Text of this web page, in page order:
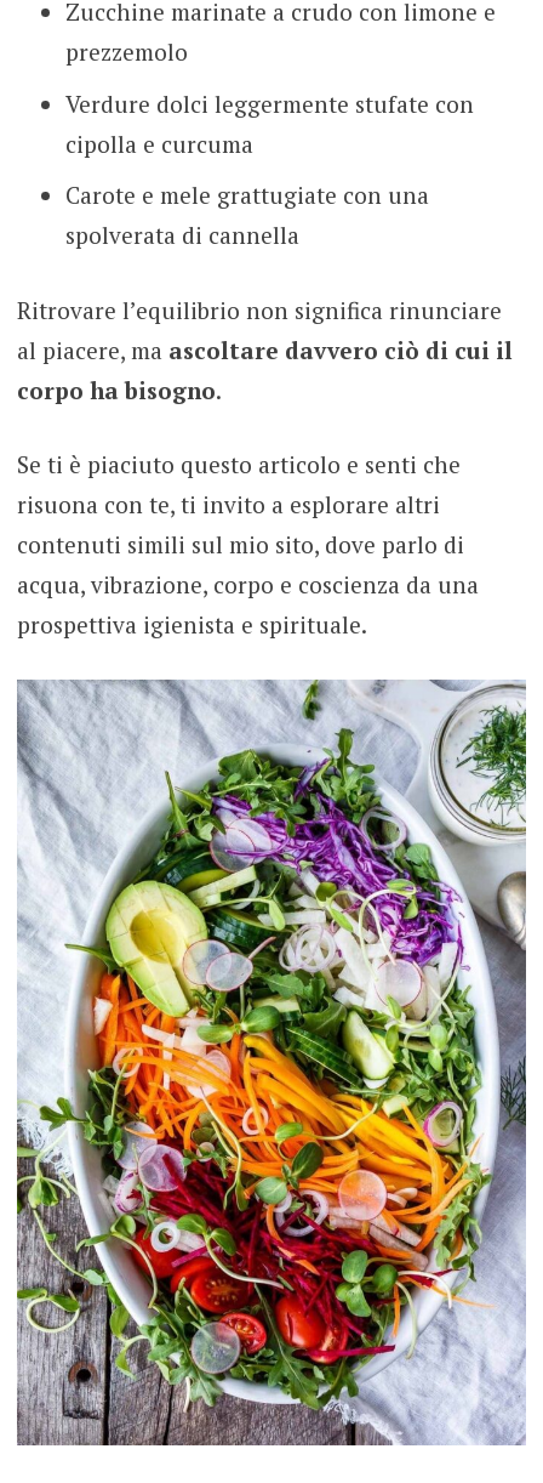
Zucchine marinate a crudo con limone e
prezzemolo
Verdure dolci leggermente stufate con
cipolla e curcuma
Carote e mele grattugiate con una
spolverata di cannella
Ritrovare l’equilibrio non significa rinunciare
al piacere, ma ascoltare davvero ciò di cui il
corpo ha bisogno.
Se ti è piaciuto questo articolo e senti che
risuona con te, ti invito a esplorare altri
contenuti simili sul mio sito, dove parlo di
acqua, vibrazione, corpo e coscienza da una
prospettiva igienista e spirituale.